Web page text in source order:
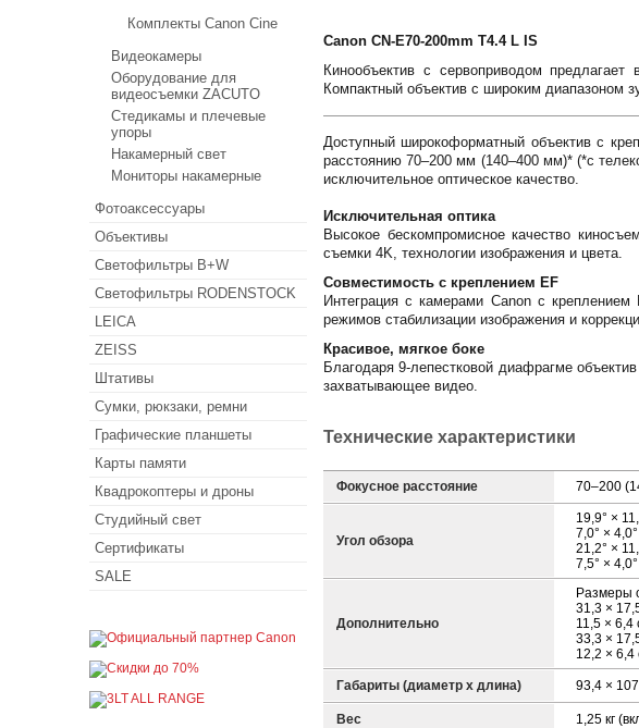
Canon CN-E70-200mm T4.4 L IS
Кинообъектив с сервоприводом
Компактный объектив с широким диапазоном
Доступный широкоформатный объектив с
расстоянию 70–200 мм (140–400 мм)* (*с
исключительное оптическое качество.
Исключительная оптика
Высокое бескомпромисное качество
съемки 4K, технологии изображения и цвета.
Совместимость с креплением EF
Интеграция с камерами Canon с креплением
режимов стабилизации изображения и
Красивое, мягкое боке
Благодаря 9-лепестковой диафрагме
захватывающее видео.
Технические характеристики
Фокусное расстояние 70–200
Угол обзора
19,9° ×
7,0° ×
21,2° ×
7,5° ×
Дополнительно
Размеры
31,3 ×
11,5 × 6,4
33,3 ×
12,2 ×
Габариты (диаметр х длина) 93,4 ×
Вес 1,25 кг
Комплекты Canon Cine
Видеокамеры
Оборудование для
видеосъемки ZACUTO
Стедикамы и плечевые
упоры
Накамерный свет
Мониторы накамерные
Фотоаксессуары
Объективы
Светофильтры B+W
Светофильтры RODENSTOCK
LEICA
ZEISS
Штативы
Сумки, рюкзаки, ремни
Графические планшеты
Карты памяти
Квадрокоптеры и дроны
Студийный свет
Сертификаты
SALE